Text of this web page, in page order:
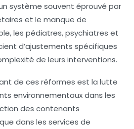
système souvent éprouvé par
et le manque de
les pédiatres, psychiatres et
d’ajustements spécifiques
de leurs interventions.
de ces réformes est la lutte
environnementaux dans les
des contenants
dans les services de